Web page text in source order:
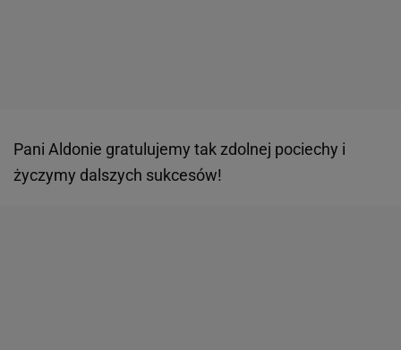
Pani Aldonie gratulujemy tak zdolnej pociechy i
życzymy dalszych sukcesów!